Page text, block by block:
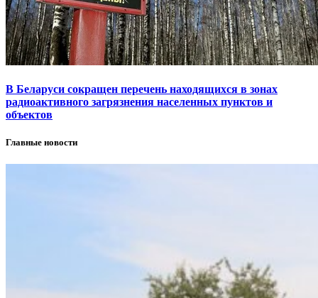
В Беларуси сокращен перечень находящихся в зонах
радиоактивного загрязнения населенных пунктов и
объектов
Главные новости